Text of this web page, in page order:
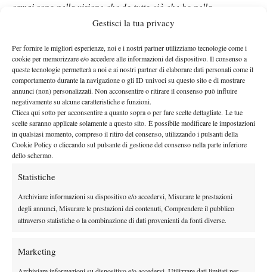
Gestisci la tua privacy
Per fornire le migliori esperienze, noi e i nostri partner utilizziamo tecnologie come i
cookie per memorizzare e/o accedere alle informazioni del dispositivo. Il consenso a
queste tecnologie permetterà a noi e ai nostri partner di elaborare dati personali come il
comportamento durante la navigazione o gli ID univoci su questo sito e di mostrare
annunci (non) personalizzati. Non acconsentire o ritirare il consenso può influire
negativamente su alcune caratteristiche e funzioni.
Clicca qui sotto per acconsentire a quanto sopra o per fare scelte dettagliate. Le tue
scelte saranno applicate solamente a questo sito. È possibile modificare le impostazioni
in qualsiasi momento, compreso il ritiro del consenso, utilizzando i pulsanti della
Cookie Policy o cliccando sul pulsante di gestione del consenso nella parte inferiore
dello schermo.
Statistiche
Archiviare informazioni su dispositivo e/o accedervi, Misurare le prestazioni
degli annunci, Misurare le prestazioni dei contenuti, Comprendere il pubblico
attraverso statistiche o la combinazione di dati provenienti da fonti diverse.
Marketing
ormai sono nella visione che do tutto ciò che ho nella
preparazione e in campo e poi il risultato non posso
detto che se avesse voluto ritirarsi non c’era problema.Non ho
mai visto nessuno andare sopra il dolore come lui e quindi
quando l’ho visto a terra ho pensato: ‘qui si è sfondato tutto’.
Quando ho visto che camminava mi sono messo il cuore in pace.
Nel secondo ho provato a mettermi il mantello da supereroe”.
Coppia solida
Parole raccolte dallo stesso Bolelli, che ha elogiato il compagno:
eravamo fiduciosi. Non ci voleva. Non si può controllare questo
e fa parte del gioco. È successo oggi ma vediamo il bicchiere
pieno: a Wimbledon saremo in campo”.
Bolelli ha poi sottolineato l’affetto ricevuto dal pubblico italiano:
tifo quando giochiamo. È bello per lo sport, è bello per il